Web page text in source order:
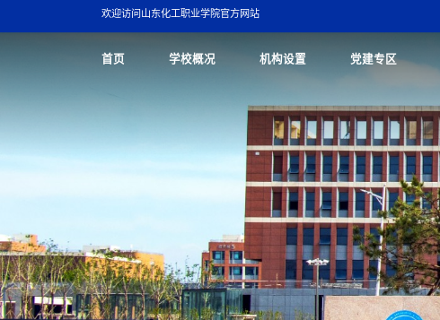
欢迎访问山东化工职业学院官方网站
首页 学校概况 机构设置 党建专区